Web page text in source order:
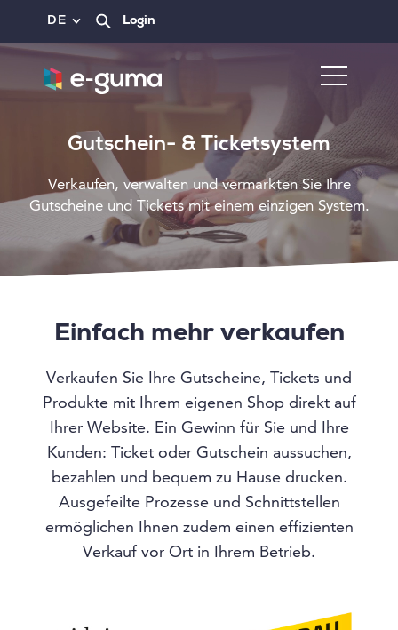
DE Login
Gutschein- & Ticketsystem
Verkaufen, verwalten und vermarkten Sie Ihre
Gutscheine und Tickets mit einem einzigen System.
Einfach mehr verkaufen
Verkaufen Sie Ihre Gutscheine, Tickets und
Produkte mit Ihrem eigenen Shop direkt auf
Ihrer Website. Ein Gewinn für Sie und Ihre
Kunden: Ticket oder Gutschein aussuchen,
bezahlen und bequem zu Hause drucken.
Ausgefeilte Prozesse und Schnittstellen
ermöglichen Ihnen zudem einen effizienten
Verkauf vor Ort in Ihrem Betrieb.